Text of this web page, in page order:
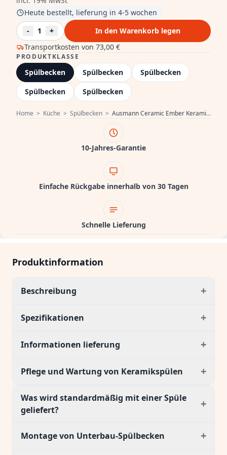
Home > Küche > Spülbecken > Ausmann Ceramic Ember Keramisches Weißes Eineinhalb-Spülbecken Aufsatz- und Unterbau 535 x 400 mm mit Edelstahlstopfen 1208970735
Transportkosten von 73,00 €
Heute bestellt, lieferung in 4-5 wochen
-
1 + In den Warenkorb legen
PRODUKTKLASSE
Spülbecken Spülbecken
Spülbecken
Spülbecken
Spülbecken
10-Jahres-Garantie
Einfache Rückgabe innerhalb von 30 Tagen
Schnelle Lieferung
Produktinformation
Beschreibung +
Spezifikationen +
Informationen lieferung +
Pflege und Wartung von Keramikspülen +
Was wird standardmäßig mit einer Spüle
geliefert?
+
Montage von Unterbau-Spülbecken +